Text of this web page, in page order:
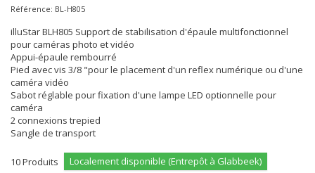
Référence: BL-H805
illuStar BLH805 Support de stabilisation d'épaule multifonctionnel
pour caméras photo et vidéo
Appui-épaule rembourré
Pied avec vis 3/8 "pour le placement d'un reflex numérique ou d'une
caméra vidéo
Sabot réglable pour fixation d'une lampe LED optionnelle pour
caméra
2 connexions trepied
Sangle de transport
10Produits Localement disponible (Entrepôt à Glabbeek)